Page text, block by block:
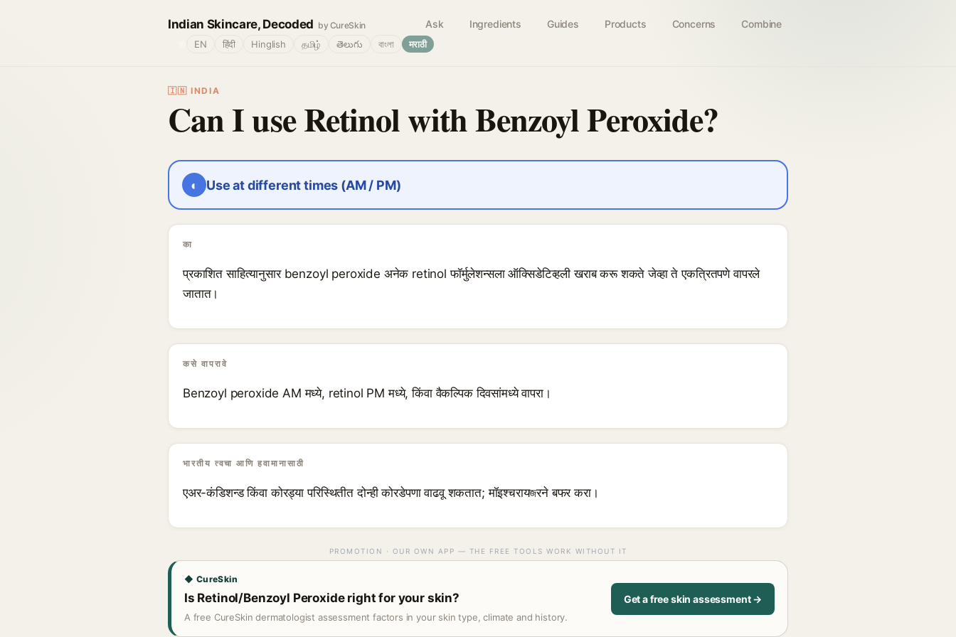
Indian Skincare, Decoded by CureSkin Ask Ingredients Guides Products Concerns Combine
EN हिंदी Hinglish தமிழ் తెలుగు বাংলা मराठी
🇮🇳 INDIA
Can I use Retinol with Benzoyl Peroxide?
◐ Use at different times (AM / PM)
का
प्रकाशित साहित्यानुसार benzoyl peroxide अनेक retinol फॉर्मुलेशन्सला ऑक्सिडेटिव्हली खराब करू शकते जेव्हा ते एकत्रितपणे वापरले
जातात।
कसे वापरावे
Benzoyl peroxide AM मध्ये, retinol PM मध्ये, किंवा वैकल्पिक दिवसांमध्ये वापरा।
भारतीय त्वचा आणि हवामानासाठी
एअर-कंडिशन्ड किंवा कोरड्या परिस्थितीत दोन्ही कोरडेपणा वाढवू शकतात; मॉइश्चरायজरने बफर करा।
PROMOTION · OUR OWN APP — THE FREE TOOLS WORK WITHOUT IT
◆ CureSkin
Is Retinol/Benzoyl Peroxide right for your skin?
A free CureSkin dermatologist assessment factors in your skin type, climate and history.
Get a free skin assessment →